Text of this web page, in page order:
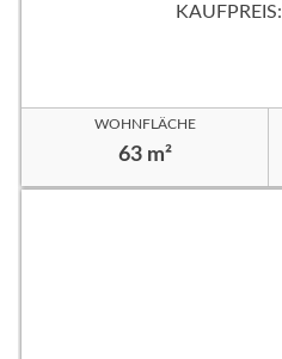
KAUFPREIS:
WOHNFLÄCHE
63 m²